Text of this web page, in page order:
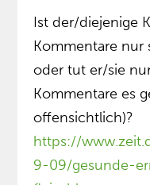
Ist der/diejenige
Kommentare nur
oder tut er/sie
Kommentare es
offensichtlich)?
https://
9-09/gesunde-